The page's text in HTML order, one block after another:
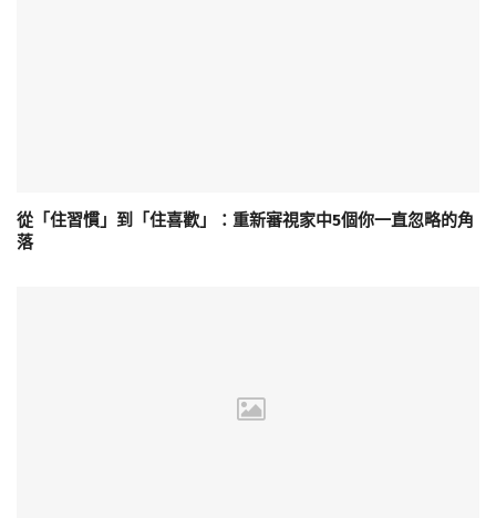
從「住習慣」到「住喜歡」：重新審視家中5個你一直忽略的角
落